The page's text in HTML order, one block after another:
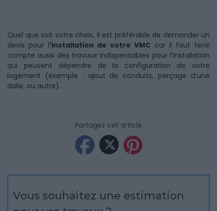
Quel que soit votre choix, il est préférable de demander un
devis pour l’installation de votre VMC car il faut tenir
compte aussi des travaux indispensables pour l’installation
qui peuvent dépendre de la configuration de votre
logement (exemple : ajout de conduits, perçage d’une
dalle, ou autre).
Partagez cet article
Vous souhaitez une estimation